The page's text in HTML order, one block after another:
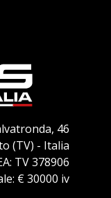
46
(TV) - Italia
TV 378906
€ 30000 iv